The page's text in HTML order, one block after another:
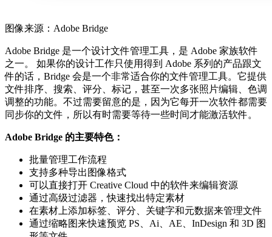
图像来源：Adobe Bridge
Adobe Bridge 是一个设计文件管理工具，是 Adobe 家族软件
之一。 如果你的设计工作只使用得到 Adobe 系列的产品跟文
件的话，Bridge 会是一个非常适合你的文件管理工具。它提供
文件排序、搜索、评分、标记，甚至一次多张照片编辑、色调
调整的功能。不过需要留意的是，因为它每开一次软件都需要
同步你的文件，所以有时需要等待一些时间才能激活软件。
Adobe Bridge 的主要特色：
批量管理工作流程
支持多种导出图像格式
可以直接打开 Creative Cloud 中的软件来编辑资源
通过高级过滤器，快速找出特定素材
在素材上添加标签、评分、关键字和元数据来管理文件
通过缩略图来快速预览 PS、Ai、AE、InDesign 和 3D 图